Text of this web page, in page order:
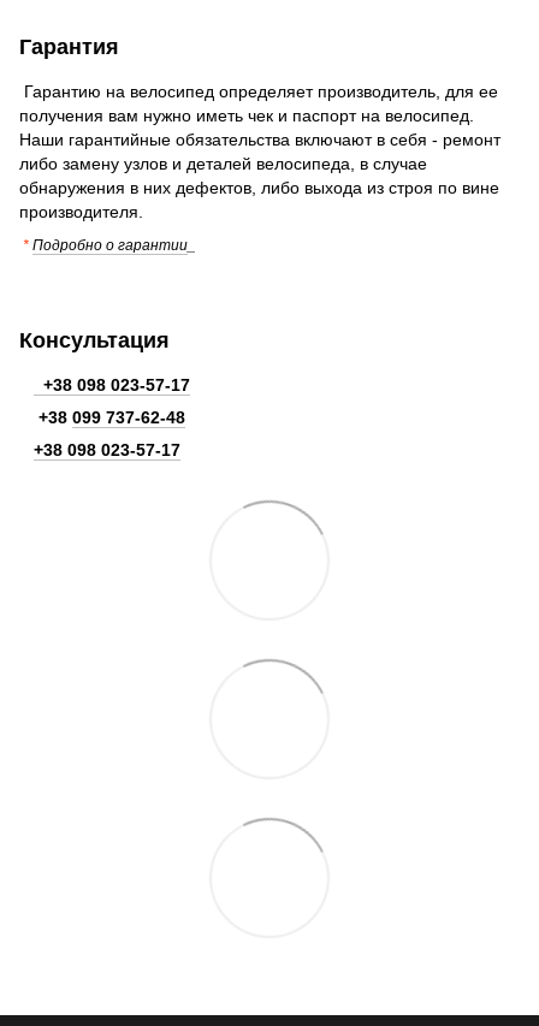
Гарантия
Гарантию на велосипед определяет производитель, для ее
получения вам нужно иметь чек и паспорт на велосипед.
Наши гарантийные обязательства включают в себя - ремонт
либо замену узлов и деталей велосипеда, в случае
обнаружения в них дефектов, либо выхода из строя по вине
производителя.
* Подробно о гарантии
Консультация
+38 098 023-57-17
+38 099 737-62-48
+38 098 023-57-17